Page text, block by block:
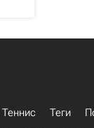
Теннис Теги